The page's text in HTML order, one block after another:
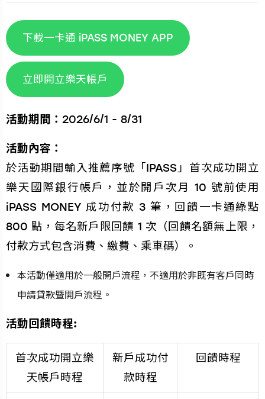
下載一卡通 iPASS MONEY APP
立即開立樂天帳戶
活動期間： 2026/6/1 - 8/31
活動內容：
於活動期間輸入推薦序號「IPASS」首次成功開立
樂天國際銀行帳戶，並於開戶次月 10 號前使用
iPASS MONEY 成功付款 3 筆，回饋一卡通綠點
800 點，每名新戶限回饋 1 次（回饋名額無上限，
付款方式包含消費、繳費、乘車碼）。
本活動僅適用於一般開戶流程，不適用於非既有客戶同時
申請貸款暨開戶流程。
活動回饋時程:
首次成功開立樂
天帳戶時程
新戶成功付
款時程
回饋時程